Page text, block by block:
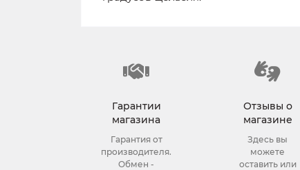
Гарантии
магазина
Гарантия от
производителя.
Обмен -
Отзывы о
магазине
Здесь вы
можете
оставить или